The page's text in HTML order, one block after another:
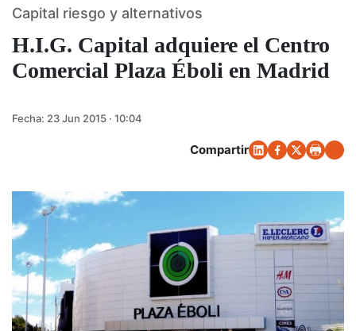
H.I.G. Capital adquiere el Centro
Comercial Plaza Éboli en Madrid
Capital riesgo y alternativos
Fecha: 23 Jun 2015 · 10:04
Compartir